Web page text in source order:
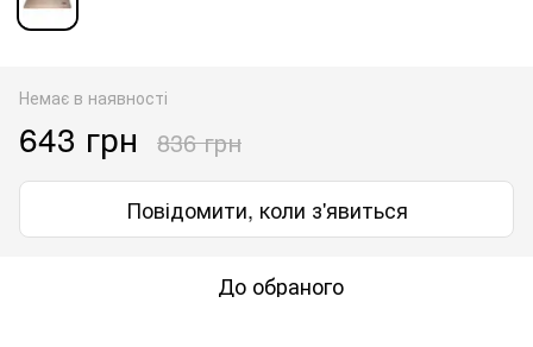
Немає в наявності
643 грн 836 грн
Повідомити, коли з'явиться
До обраного